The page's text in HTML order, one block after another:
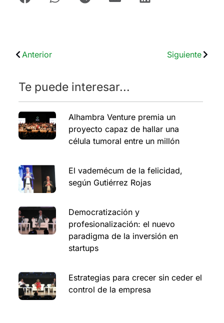
Anterior Siguiente
Te puede interesar...
Alhambra Venture premia un
proyecto capaz de hallar una
célula tumoral entre un millón
El vademécum de la felicidad,
según Gutiérrez Rojas
Democratización y
profesionalización: el nuevo
paradigma de la inversión en
startups
Estrategias para crecer sin ceder el
control de la empresa